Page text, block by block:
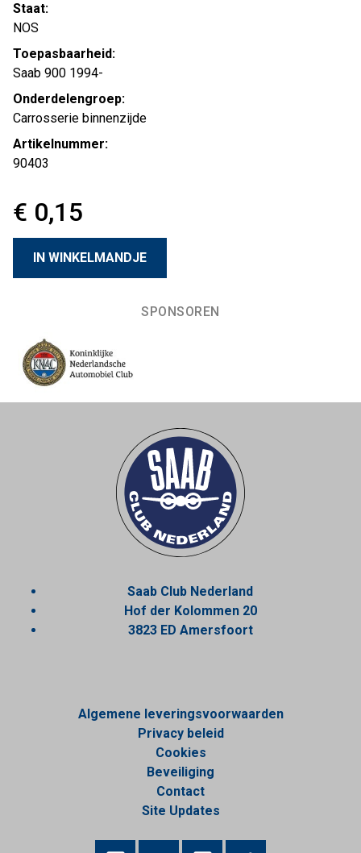
Staat:
NOS
Toepasbaarheid:
Saab 900 1994-
Onderdelengroep:
Carrosserie binnenzijde
Artikelnummer:
90403
€ 0,15
SPONSOREN
Saab Club Nederland
Hof der Kolommen 20
3823 ED Amersfoort
Algemene leveringsvoorwaarden
Privacy beleid
Cookies
Beveiliging
Contact
Site Updates